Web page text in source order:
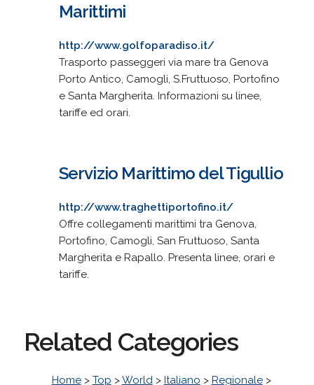
Marittimi
http://www.golfoparadiso.it/
Trasporto passeggeri via mare tra Genova
Porto Antico, Camogli, S.Fruttuoso, Portofino
e Santa Margherita. Informazioni su linee,
tariffe ed orari.
Servizio Marittimo del Tigullio
http://www.traghettiportofino.it/
Offre collegamenti marittimi tra Genova,
Portofino, Camogli, San Fruttuoso, Santa
Margherita e Rapallo. Presenta linee, orari e
tariffe.
Related Categories
Home> Top >World> Italiano > Regionale>